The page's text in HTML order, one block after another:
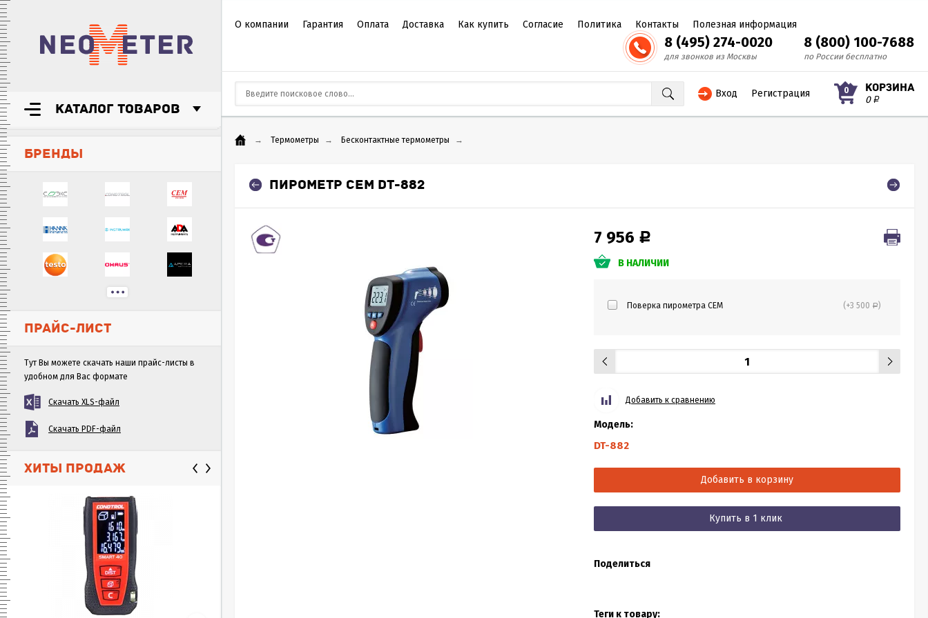
КАТАЛОГ ТОВАРОВ
БРЕНДЫ
ПРАЙС-ЛИСТ
Тут Вы можете скачать наши прайс-листы в
удобном для Вас формате
Скачать XLS-файл
Скачать PDF-файл
ХИТЫ ПРОДАЖ
О компании Гарантия Оплата Доставка Как купить Согласие Политика Контакты Полезная информация
8 (495) 274-0020
для звонков из Москвы
8 (800) 100-7688
по России бесплатно
Вход Регистрация 0 КОРЗИНА
0 Р
→ Термометры → Бесконтактные термометры →
ПИРОМЕТР CEM DT-882
7 956 Р
В НАЛИЧИИ
Поверка пирометра CEM (+3 500 Р )
Добавить к сравнению
Модель:
DT-882
Добавить в корзину
Купить в 1 клик
Поделиться
Теги к товару: